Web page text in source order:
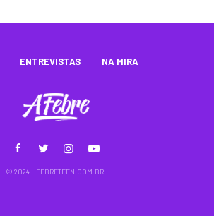
ENTREVISTAS NA MIRA
© 2024 - FEBRETEEN.COM.BR.